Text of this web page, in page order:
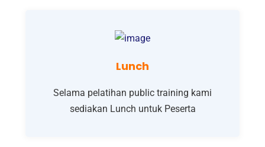
Lunch
Selama pelatihan public training kami
sediakan Lunch untuk Peserta